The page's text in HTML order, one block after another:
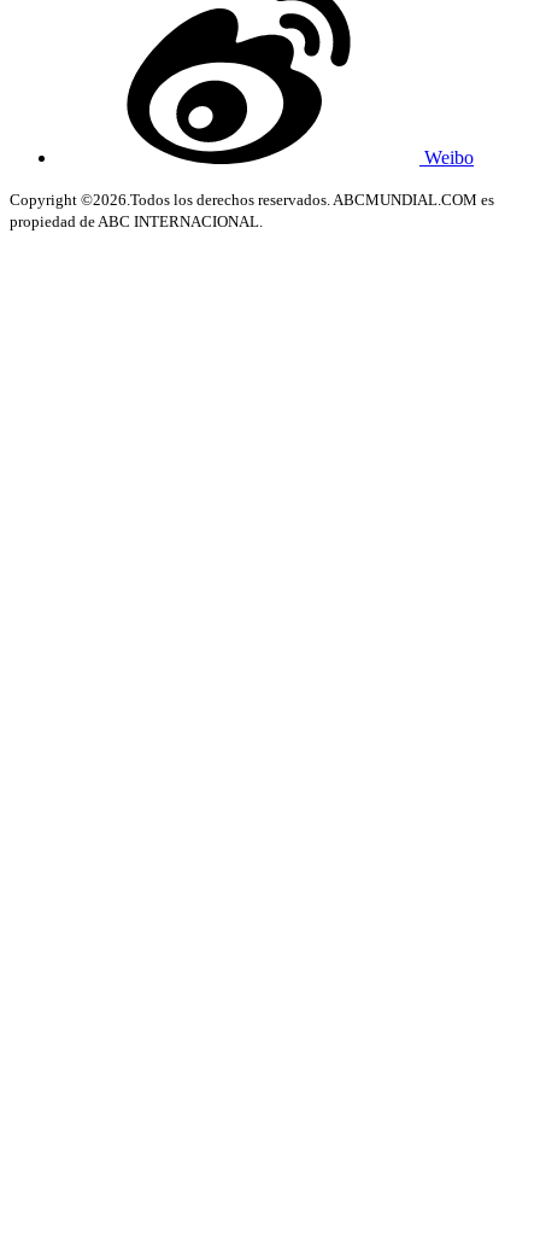
Weibo
Copyright ©2026.Todos los derechos reservados. ABCMUNDIAL.COM es
propiedad de ABC INTERNACIONAL.